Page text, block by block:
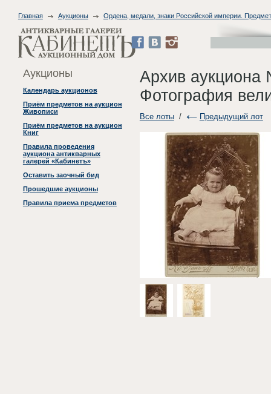
Главная Аукционы Ордена, медали, знаки Российской империи.
Аукционы
Календарь аукционов
Приём предметов на аукцион
Живописи
Приём предметов на аукцион
Книг
Правила проведения
аукциона антикварных
галерей «Кабинетъ»
Оставить заочный бид
Прошедшие аукционы
Правила приема предметов
Архив
Фотография
Все лоты/ Предыдущий лот